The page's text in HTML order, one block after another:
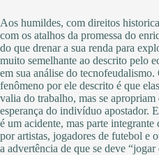
Aos humildes, com direitos
com os atalhos da promessa do
do que drenar a sua renda para
muito semelhante ao descrito pelo
em sua análise do
fenômeno por ele descrito é que
valia do trabalho, mas se apropriam
esperança do indivíduo apostador.
é um acidente, mas parte
por artistas, jogadores de futebol e
a advertência de que se deve